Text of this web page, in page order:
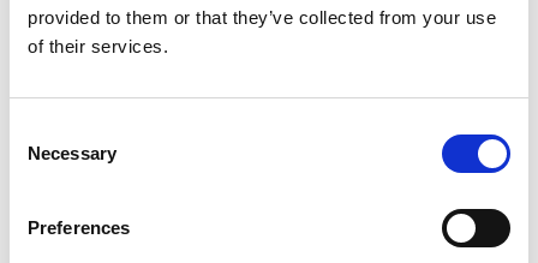
provided to them or that they’ve collected from your use
of their services.
Selection
Necessary
Preferences
INFO:
dostawcy, dłuższy termin realizacji. Podane ilości mają
charakter orientacyjny.
SILVER (041)